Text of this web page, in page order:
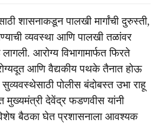
शासनाकडून पालखी मार्गांची दुरुस्ती,
व्यवस्था आणि पालखी तळांवर
आरोग्य विभागामार्फत फिरते
आणि वैद्यकीय पथके तैनात होऊ
पोलीस बंदोबस्त उभा राहू
मुख्यमंत्री देवेंद्र फडणवीस यांनी
बैठका घेत प्रशासनाला आवश्यक